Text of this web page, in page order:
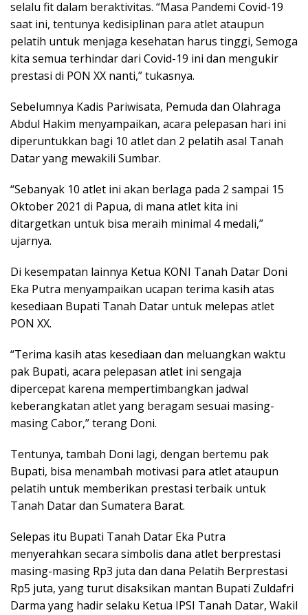
selalu fit dalam beraktivitas. “Masa Pandemi Covid-19
saat ini, tentunya kedisiplinan para atlet ataupun
pelatih untuk menjaga kesehatan harus tinggi, Semoga
kita semua terhindar dari Covid-19 ini dan mengukir
prestasi di PON XX nanti,” tukasnya.
Sebelumnya Kadis Pariwisata, Pemuda dan Olahraga
Abdul Hakim menyampaikan, acara pelepasan hari ini
diperuntukkan bagi 10 atlet dan 2 pelatih asal Tanah
Datar yang mewakili Sumbar.
“Sebanyak 10 atlet ini akan berlaga pada 2 sampai 15
Oktober 2021 di Papua, di mana atlet kita ini
ditargetkan untuk bisa meraih minimal 4 medali,”
ujarnya.
Di kesempatan lainnya Ketua KONI Tanah Datar Doni
Eka Putra menyampaikan ucapan terima kasih atas
kesediaan Bupati Tanah Datar untuk melepas atlet
PON XX.
“Terima kasih atas kesediaan dan meluangkan waktu
pak Bupati, acara pelepasan atlet ini sengaja
dipercepat karena mempertimbangkan jadwal
keberangkatan atlet yang beragam sesuai masing-
masing Cabor,” terang Doni.
Tentunya, tambah Doni lagi, dengan bertemu pak
Bupati, bisa menambah motivasi para atlet ataupun
pelatih untuk memberikan prestasi terbaik untuk
Tanah Datar dan Sumatera Barat.
Selepas itu Bupati Tanah Datar Eka Putra
menyerahkan secara simbolis dana atlet berprestasi
masing-masing Rp3 juta dan dana Pelatih Berprestasi
Rp5 juta, yang turut disaksikan mantan Bupati Zuldafri
Darma yang hadir selaku Ketua IPSI Tanah Datar, Wakil